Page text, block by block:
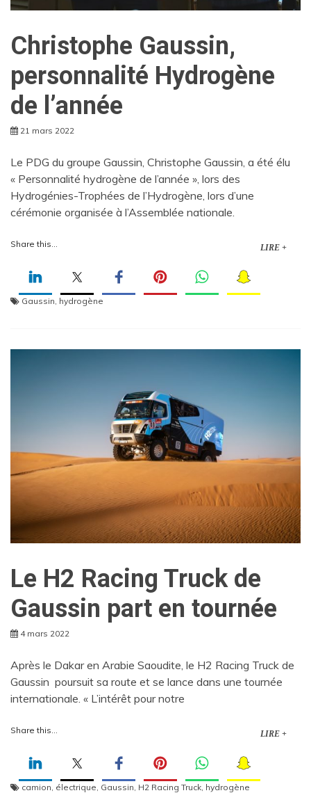
Christophe Gaussin,
personnalité Hydrogène
de l’année
21 mars 2022
Le PDG du groupe Gaussin, Christophe Gaussin, a été élu
« Personnalité hydrogène de l’année », lors des
Hydrogénies-Trophées de l’Hydrogène, lors d’une
cérémonie organisée à l’Assemblée nationale.
Share this... LIRE +
Gaussin hydrogène
Le H2 Racing Truck de
Gaussin part en tournée
4 mars 2022
Après le Dakar en Arabie Saoudite, le H2 Racing Truck de
Gaussin poursuit sa route et se lance dans une tournée
internationale. « L’intérêt pour notre
Share this... LIRE +
camion électrique Gaussin H2 Racing Truck hydrogène